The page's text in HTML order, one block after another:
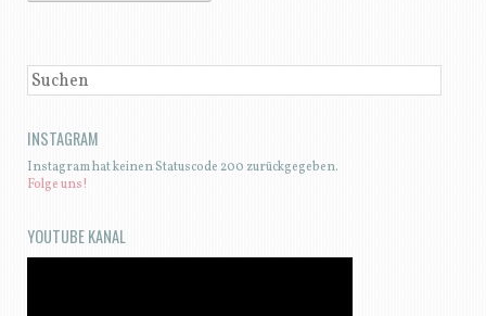
SUCHEN
INSTAGRAM
Instagram hat keinen Statuscode 200 zurückgegeben.
Folge uns!
YOUTUBE KANAL